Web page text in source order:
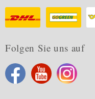
Folgen Sie uns auf